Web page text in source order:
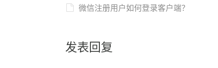
微信注册用户如何登录客户端？
发表回复